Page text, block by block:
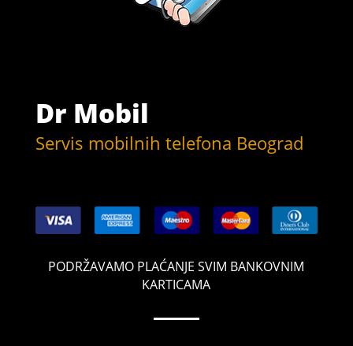
Dr Mobil
Servis mobilnih telefona Beograd
PODRŽAVAMO PLAĆANJE SVIM BANKOVNIM
KARTICAMA